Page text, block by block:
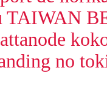
TAIWAN
no